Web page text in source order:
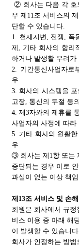
② 회사는 다음 각 호
우 제11조 서비스의
단할 수 있습니다.
1. 천재지변, 전쟁, 폭
제, 기타 회사의 합리
하거나 발생할 우려가
2. 기간통신사업자로
우
3. 회사의 시스템을
고장, 통신의 두절 등
4. 제3자와의 제휴를
사업자의 사정에 따라
5. 기타 회사의 원활
우
③ 회사는 제1항 또는
중단되는 경우 이로
과실이 없는 이상 책
제13조 서비스 및 손
회원은 회사에서 규
비스 이용 중 아래 해
이 발생할 수 있습니
회사가 인정하는 방법